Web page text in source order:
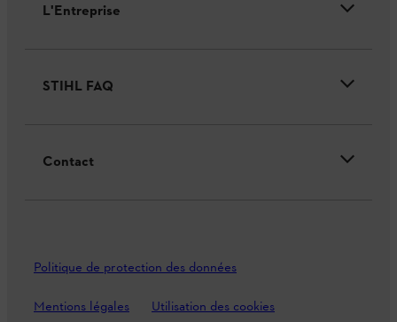
L'Entreprise
STIHL FAQ
Contact
Politique de protection des données
Mentions légales Utilisation des cookies